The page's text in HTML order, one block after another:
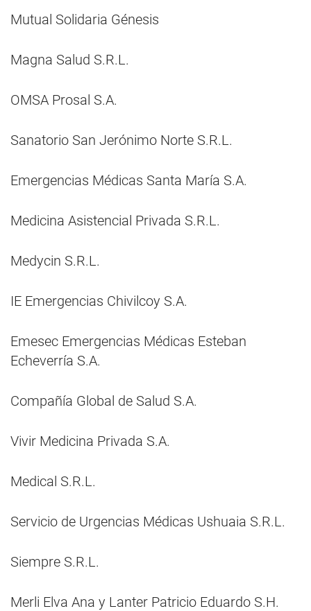
Mutual Solidaria Génesis
Magna Salud S.R.L.
OMSA Prosal S.A.
Sanatorio San Jerónimo Norte S.R.L.
Emergencias Médicas Santa María S.A.
Medicina Asistencial Privada S.R.L.
Medycin S.R.L.
IE Emergencias Chivilcoy S.A.
Emesec Emergencias Médicas Esteban
Echeverría S.A.
Compañía Global de Salud S.A.
Vivir Medicina Privada S.A.
Medical S.R.L.
Servicio de Urgencias Médicas Ushuaia S.R.L.
Siempre S.R.L.
Merli Elva Ana y Lanter Patricio Eduardo S.H.